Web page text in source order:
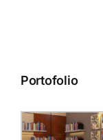
Portofolio